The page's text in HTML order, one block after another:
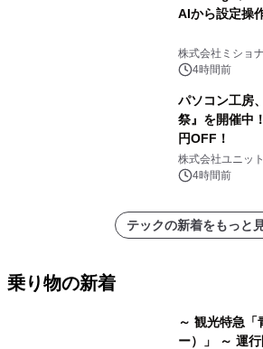
AIから設定操
株式会社ミショナ
4時間前
パソコン工房
祭』を開催中
円OFF！
株式会社ユニッ
4時間前
テックの新着をもっと
乗り物の新着
～ 観光特急「
ー）」 ～ 運